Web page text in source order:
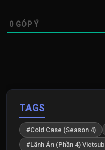
0 GÓP Ý
TAGS
#Cold Case (Season 4)
#Lãnh Án (Phần 4) Vietsub